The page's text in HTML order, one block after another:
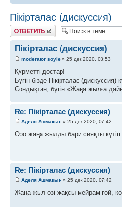
Пікірталас (дискуссия)
Ответить
Пікірталас (дискуссия)
moderator soyle » 25 дек 2020, 03:53
Құрметті достар!
Бүгін бізде Пікірталас (дискуссия)
Сондықтан, бүгін «Жаңа жылға
Re: Пікірталас (дискуссия)
Аделя Ашмакын » 25 дек 2020, 07:42
Ооо жаңа жылды бари сияқты
Re: Пікірталас (дискуссия)
Аделя Ашмакын » 25 дек 2020, 07:42
Жаңа жыл өзі жақсы мейрам ғой,